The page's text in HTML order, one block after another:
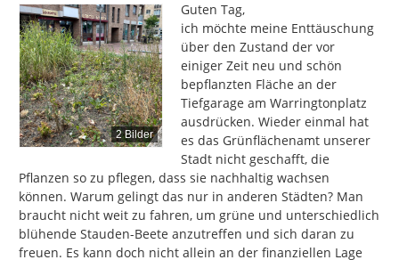
2 Bilder
Guten Tag,
ich möchte meine Enttäuschung
über den Zustand der vor
einiger Zeit neu und schön
bepflanzten Fläche an der
Tiefgarage am Warringtonplatz
ausdrücken. Wieder einmal hat
es das Grünflächenamt unserer
Stadt nicht geschafft, die
Pflanzen so zu pflegen, dass sie nachhaltig wachsen
können. Warum gelingt das nur in anderen Städten? Man
braucht nicht weit zu fahren, um grüne und unterschiedlich
blühende Stauden-Beete anzutreffen und sich daran zu
freuen. Es kann doch nicht allein an der finanziellen Lage